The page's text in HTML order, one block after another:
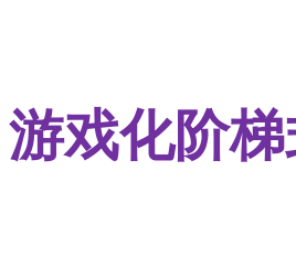
游戏化阶